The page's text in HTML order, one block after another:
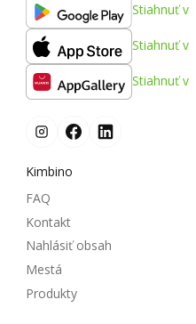
Stiahnuť v
Stiahnuť v
Stiahnuť v
Kimbino
FAQ
Kontakt
Nahlásiť obsah
Mestá
Produkty